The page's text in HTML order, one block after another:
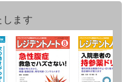
ます